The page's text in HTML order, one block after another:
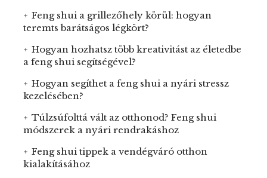
Feng shui a grillezőhely körül: hogyan
teremts barátságos légkört?
Hogyan hozhatsz több kreativitást az életedbe
a feng shui segítségével?
Hogyan segíthet a feng shui a nyári stressz
kezelésében?
Túlzsúfolttá vált az otthonod? Feng shui
módszerek a nyári rendrakáshoz
Feng shui tippek a vendégváró otthon
kialakításához